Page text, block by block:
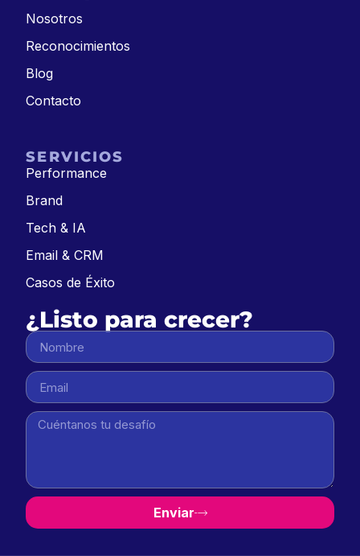
Nosotros
Reconocimientos
Blog
Contacto
SERVICIOS
Performance
Brand
Tech & IA
Email & CRM
Casos de Éxito
¿Listo para crecer?
Enviar